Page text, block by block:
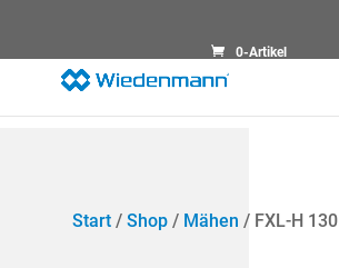
0-Artikel
Start/ Shop/ Mähen / FXL-H 130